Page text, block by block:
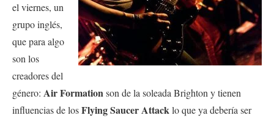
el viernes, un
grupo inglés,
que para algo
son los
creadores del
género: Air Formationson de la soleada Brighton y tienen
influencias de losFlying Saucer Attacklo que ya debería ser